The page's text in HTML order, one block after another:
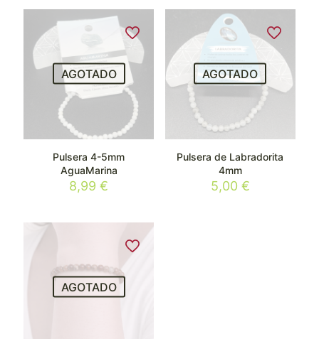
AGOTADO
Pulsera 4-5mm
AguaMarina
8,99€
AGOTADO
Pulsera de Labradorita
4mm
5,00 €
AGOTADO